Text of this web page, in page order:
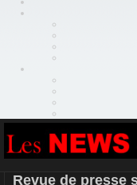
Revue de presse